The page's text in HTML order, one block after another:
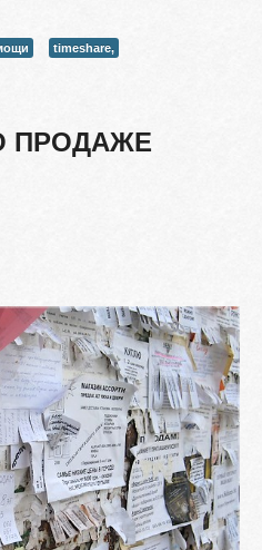
timeshare,
ПРОДАЖЕ